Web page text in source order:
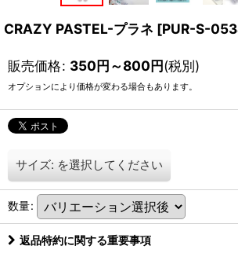
CRAZY PASTEL-プラネ [PUR-S-
販売価格: 350円～800円(税別)
オプションにより価格が変わる場合もあります。
サイズ: を選択してください
数量:
返品特約に関する重要事項